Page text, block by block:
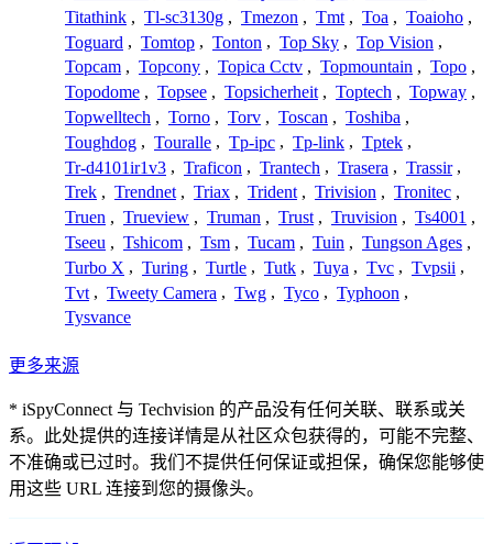
Titathink , Tl-sc3130g , Tmezon , Tmt , Toa , Toaioho ,
Toguard , Tomtop , Tonton , Top Sky , Top Vision ,
Topcam , Topcony , Topica Cctv , Topmountain , Topo ,
Topodome , Topsee , Topsicherheit , Toptech , Topway ,
Topwelltech , Torno , Torv , Toscan , Toshiba ,
Toughdog , Touralle , Tp-ipc , Tp-link , Tptek ,
Tr-d4101ir1v3 , Traficon , Trantech , Trasera , Trassir ,
Trek , Trendnet , Triax , Trident , Trivision , Tronitec ,
Truen , Trueview , Truman , Trust , Truvision , Ts4001 ,
Tseeu , Tshicom , Tsm , Tucam , Tuin , Tungson Ages ,
Turbo X , Turing , Turtle , Tutk , Tuya , Tvc , Tvpsii ,
Tvt , Tweety Camera , Twg , Tyco , Typhoon ,
Tysvance
更多来源
* iSpyConnect 与 Techvision 的产品没有任何关联、联系或关
系。此处提供的连接详情是从社区众包获得的，可能不完整、
不准确或已过时。我们不提供任何保证或担保，确保您能够使
用这些 URL 连接到您的摄像头。